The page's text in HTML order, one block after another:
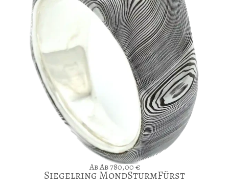
Ab780,00€
Siegelring MondSturmFürst